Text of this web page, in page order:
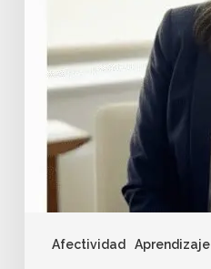
Afectividad Aprendizaje